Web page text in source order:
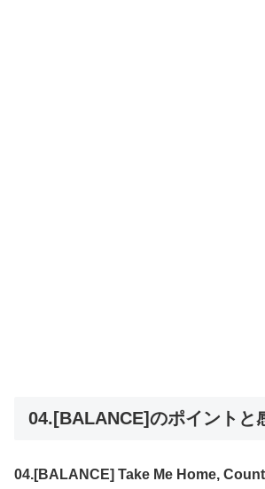
04.[BALANCE]のポイントと
04.[BALANCE] Take Me Home,